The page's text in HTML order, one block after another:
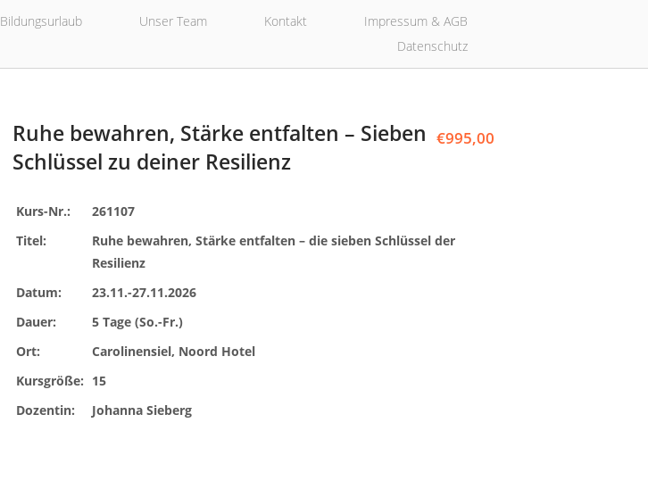
Bildungsurlaub Unser Team Kontakt
Impressum & AGB
Datenschutz
€995,00
Ruhe bewahren, Stärke entfalten – Sieben
Schlüssel zu deiner Resilienz
Kurs-Nr.:
261107
Titel:
Ruhe bewahren, Stärke entfalten – die sieben Schlüssel der
Resilienz
Datum:
23.11.-27.11.2026
Dauer:
5 Tage (So.-Fr.)
Ort:
Carolinensiel, Noord Hotel
Kursgröße: 15
Dozentin:
Johanna Sieberg